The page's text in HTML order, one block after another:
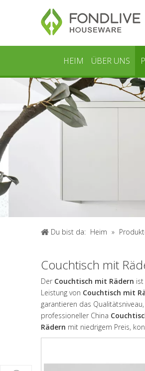
HEIM ÜBER UNS
Du bist da: Heim »
Couchtisch mit
Der Couchtisch mit Rädern
Leistung von Couchtisch mit
garantieren das
professioneller China
Rädern mit niedrigem Preis,